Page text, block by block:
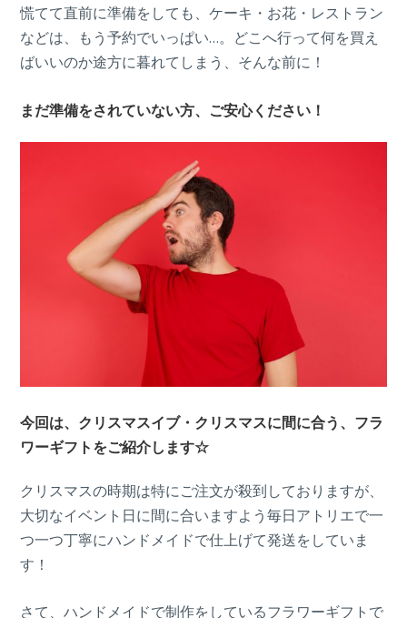
慌てて直前に準備をしても、ケーキ・お花・レストラン
などは、もう予約でいっぱい…。どこへ行って何を買え
ばいいのか途方に暮れてしまう、そんな前に！
まだ準備をされていない方、ご安心ください！
今回は、クリスマスイブ・クリスマスに間に合う、フラ
ワーギフトをご紹介します☆
クリスマスの時期は特にご注文が殺到しておりますが、
大切なイベント日に間に合いますよう毎日アトリエで一
つ一つ丁寧にハンドメイドで仕上げて発送をしていま
す！
さて、ハンドメイドで制作をしているフラワーギフトで